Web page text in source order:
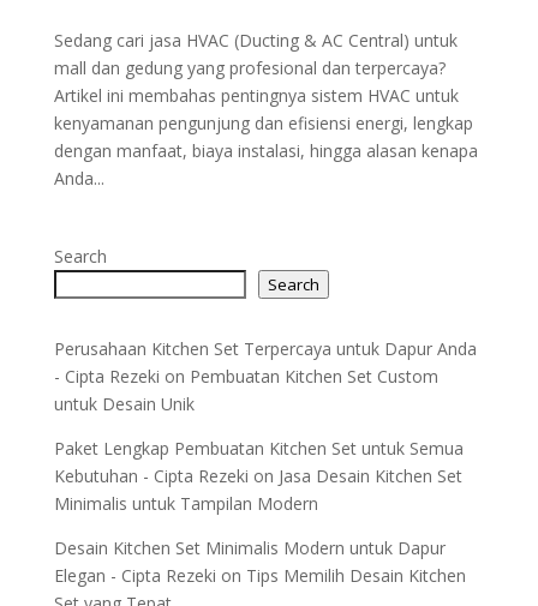
Sedang cari jasa HVAC (Ducting & AC Central) untuk
mall dan gedung yang profesional dan terpercaya?
Artikel ini membahas pentingnya sistem HVAC untuk
kenyamanan pengunjung dan efisiensi energi, lengkap
dengan manfaat, biaya instalasi, hingga alasan kenapa
Anda...
Search
Search
Perusahaan Kitchen Set Terpercaya untuk Dapur Anda
- Cipta Rezeki on Pembuatan Kitchen Set Custom
untuk Desain Unik
Paket Lengkap Pembuatan Kitchen Set untuk Semua
Kebutuhan - Cipta Rezeki on Jasa Desain Kitchen Set
Minimalis untuk Tampilan Modern
Desain Kitchen Set Minimalis Modern untuk Dapur
Elegan - Cipta Rezeki on Tips Memilih Desain Kitchen